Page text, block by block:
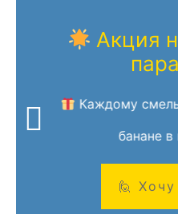
Акция
Каждому
банане